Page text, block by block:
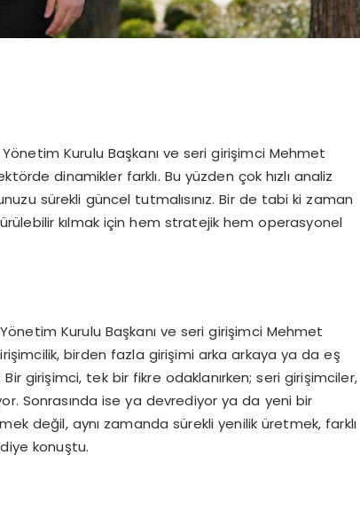
Kurulu Başkanı ve seri girişimci Mehmet
dinamikler farklı. Bu yüzden çok hızlı analiz
sürekli güncel tutmalısınız. Bir de tabi ki zaman
kılmak için hem stratejik hem operasyonel
Kurulu Başkanı ve seri girişimci Mehmet
birden fazla girişimi arka arkaya ya da eş
girişimci, tek bir fikre odaklanırken; seri girişimciler,
Sonrasında ise ya devrediyor ya da yeni bir
değil, aynı zamanda sürekli yenilik üretmek, farklı
konuştu.